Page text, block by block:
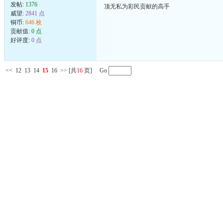
发帖: 1376
威望: 2841 点
铜币: 646 枚
贡献值: 0 点
好评度: 0 点
顶无私为彩民贡献的高手
<< 12 13 14 15 16 >> [共16 页] Go